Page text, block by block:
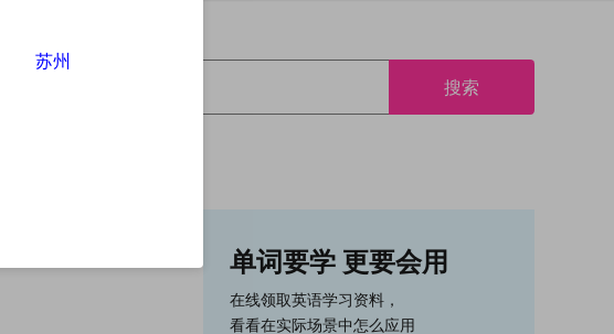
搜索
单词要学 更要会用
在线领取英语学习资料，
看看在实际场景中怎么应用
苏州